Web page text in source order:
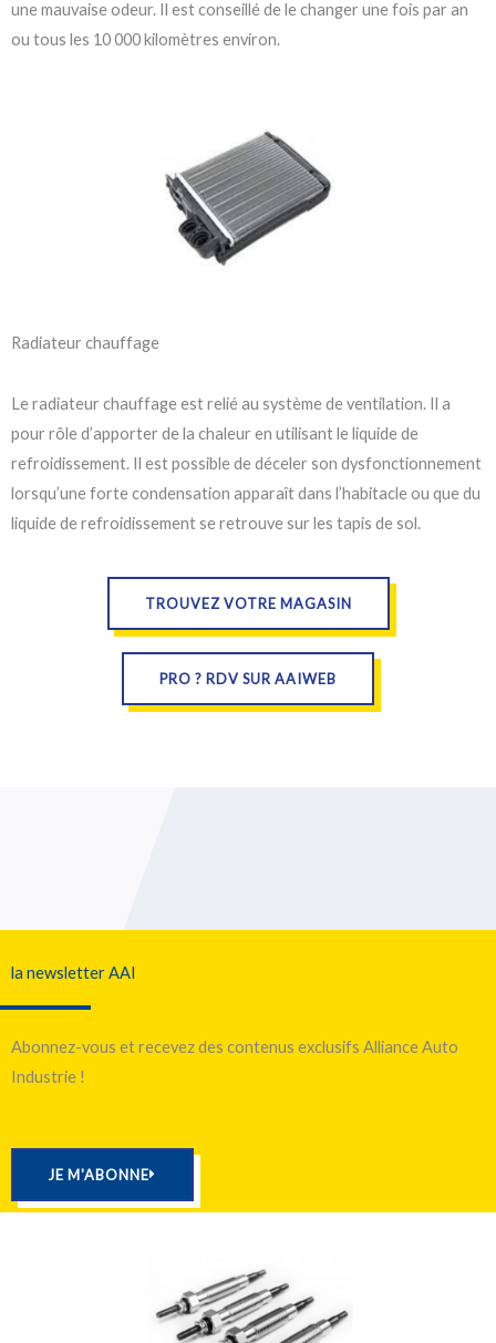
une mauvaise odeur. Il est conseillé de le changer une fois par an
ou tous les 10 000 kilomètres environ.
Radiateur chauffage
Le radiateur chauffage est relié au système de ventilation. Il a
pour rôle d’apporter de la chaleur en utilisant le liquide de
refroidissement. Il est possible de déceler son dysfonctionnement
lorsqu’une forte condensation apparaît dans l’habitacle ou que du
liquide de refroidissement se retrouve sur les tapis de sol.
TROUVEZ VOTRE MAGASIN
PRO ? RDV SUR AAIWEB
la newsletter AAI
Abonnez-vous et recevez des contenus exclusifs Alliance Auto
Industrie !
JE M'ABONNE